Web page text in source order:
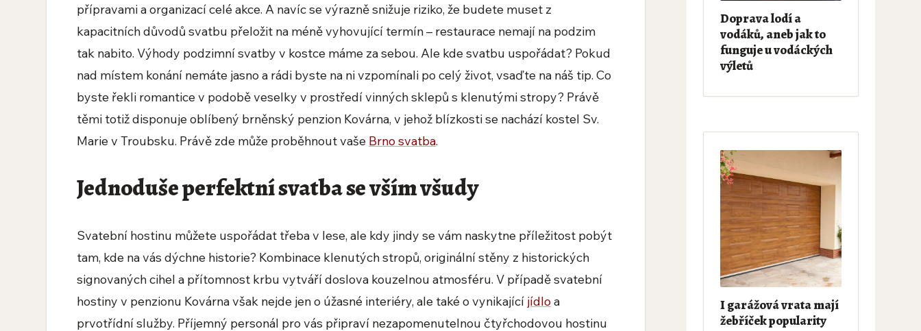
přípravami a organizací celé akce. A navíc se výrazně snižuje riziko, že budete muset z
kapacitních důvodů svatbu přeložit na méně vyhovující termín – restaurace nemají na podzim
tak nabito. Výhody podzimní svatby v kostce máme za sebou. Ale kde svatbu uspořádat? Pokud
nad místem konání nemáte jasno a rádi byste na ni vzpomínali po celý život, vsaďte na náš tip. Co
byste řekli romantice v podobě veselky v prostředí vinných sklepů s klenutými stropy? Právě
těmi totiž disponuje oblíbený brněnský penzion Kovárna, v jehož blízkosti se nachází kostel Sv.
Marie v Troubsku. Právě zde může proběhnout vaše Brno svatba.
Jednoduše perfektní svatba se vším všudy
Svatební hostinu můžete uspořádat třeba v lese, ale kdy jindy se vám naskytne příležitost pobýt
tam, kde na vás dýchne historie? Kombinace klenutých stropů, originální stěny z historických
signovaných cihel a přítomnost krbu vytváří doslova kouzelnou atmosféru. V případě svatební
hostiny v penzionu Kovárna však nejde jen o úžasné interiéry, ale také o vynikající jídloa
prvotřídní služby. Příjemný personál pro vás připraví nezapomenutelnou čtyřchodovou hostinu
Doprava lodí a
vodáků, aneb jak to
funguje u vodáckých
výletů
I garážová vrata mají
žebříček popularity